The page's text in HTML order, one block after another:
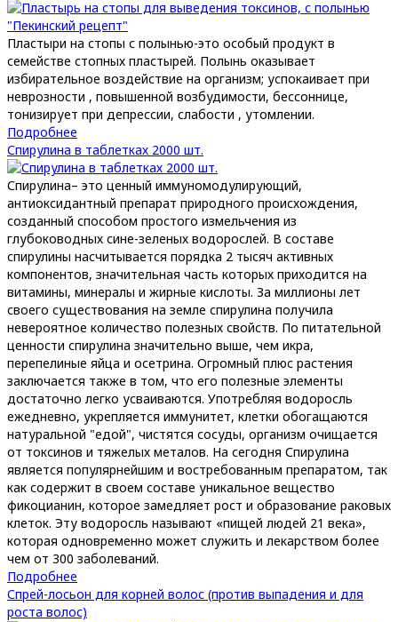
Пластыри на стопы с полынью-это особый продукт в
семействе стопных пластырей. Полынь оказывает
избирательное воздействие на организм; успокаивает при
неврозности , повышенной возбудимости, бессоннице,
тонизирует при депрессии, слабости , утомлении.
Подробнее
Спирулина в таблетках 2000 шт.
Спирулина– это ценный иммуномодулирующий,
антиоксидантный препарат природного происхождения,
созданный способом простого измельчения из
глубоководных сине-зеленых водорослей. В составе
спирулины насчитывается порядка 2 тысяч активных
компонентов, значительная часть которых приходится на
витамины, минералы и жирные кислоты. За миллионы лет
своего существования на земле спирулина получила
невероятное количество полезных свойств. По питательной
ценности спирулина значительно выше, чем икра,
перепелиные яйца и осетрина. Огромный плюс растения
заключается также в том, что его полезные элементы
достаточно легко усваиваются. Употребляя водоросль
ежедневно, укрепляется иммунитет, клетки обогащаются
натуральной "едой", чистятся сосуды, организм очищается
от токсинов и тяжелых металов. На сегодня Спирулина
является популярнейшим и востребованным препаратом, так
как содержит в своем составе уникальное вещество
фикоцианин, которое замедляет рост и образование раковых
клеток. Эту водоросль называют «пищей людей 21 века»,
которая одновременно может служить и лекарством более
чем от 300 заболеваний.
Подробнее
Спрей-лосьон для корней волос (против выпадения и для
роста волос)